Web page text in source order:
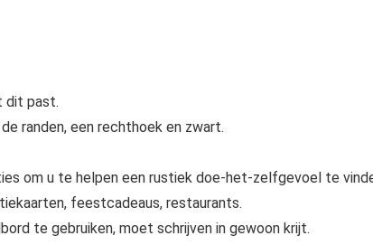
dit past.
randen, een rechthoek en zwart.
om u te helpen een rustiek doe-het-zelfgevoel te
feestcadeaus, restaurants.
te gebruiken, moet schrijven in gewoon krijt.